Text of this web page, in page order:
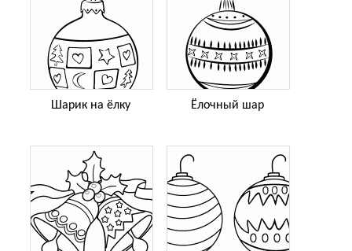
Шарик на ёлку Ёлочный шар